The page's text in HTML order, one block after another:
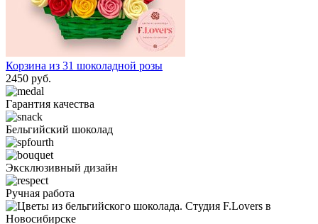
Корзина из 31 шоколадной розы
2450 руб.
Гарантия качества
Бельгийский шоколад
Эксклюзивный дизайн
Ручная работа